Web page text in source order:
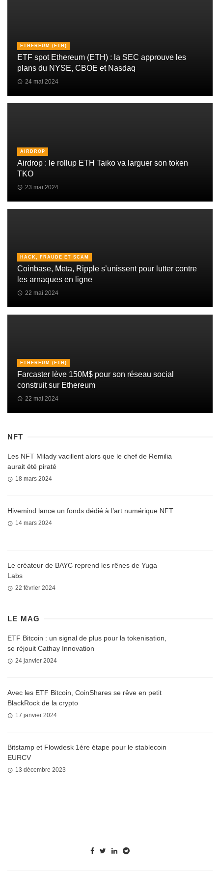
ETHEREUM (ETH)
ETF spot Ethereum (ETH) : la SEC approuve les
plans du NYSE, CBOE et Nasdaq
24 mai 2024
AIRDROP
Airdrop : le rollup ETH Taiko va larguer son token
TKO
23 mai 2024
HACK, FRAUDE ET SCAM
Coinbase, Meta, Ripple s’unissent pour lutter contre
les arnaques en ligne
22 mai 2024
ETHEREUM (ETH)
Farcaster lève 150M$ pour son réseau social
construit sur Ethereum
22 mai 2024
NFT
Les NFT Milady vacillent alors que le chef de Remilia
aurait été piraté
18 mars 2024
Hivemind lance un fonds dédié à l’art numérique NFT
14 mars 2024
Le créateur de BAYC reprend les rênes de Yuga
Labs
22 février 2024
LE MAG
ETF Bitcoin : un signal de plus pour la tokenisation,
se réjouit Cathay Innovation
24 janvier 2024
Avec les ETF Bitcoin, CoinShares se rêve en petit
BlackRock de la crypto
17 janvier 2024
Bitstamp et Flowdesk 1ère étape pour le stablecoin
EURCV
13 décembre 2023